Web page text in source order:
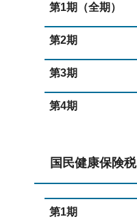
第1期（全期）
第2期
第3期
第4期
国民健康保険税
第1期